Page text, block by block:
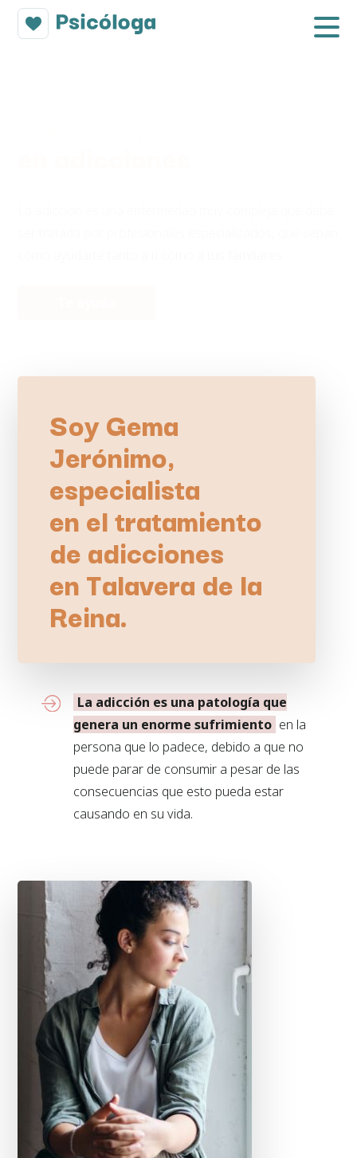
Soy Gema
Jerónimo,
especialista
en el tratamiento
de adicciones
en Talavera de la
Reina.
La adicción es una patología que
genera un enorme sufrimiento en la
persona que lo padece, debido a que no
puede parar de consumir a pesar de las
consecuencias que esto pueda estar
causando en su vida.